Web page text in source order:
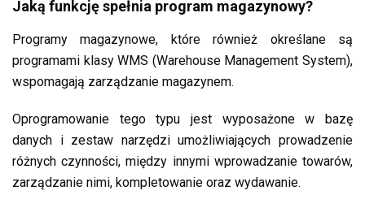
Jaką funkcję spełnia program magazynowy?
Programy magazynowe, które również określane są
programami klasy WMS (Warehouse Management System),
wspomagają zarządzanie magazynem.
Oprogramowanie tego typu jest wyposażone w bazę
danych i zestaw narzędzi umożliwiających prowadzenie
różnych czynności, między innymi wprowadzanie towarów,
zarządzanie nimi, kompletowanie oraz wydawanie.